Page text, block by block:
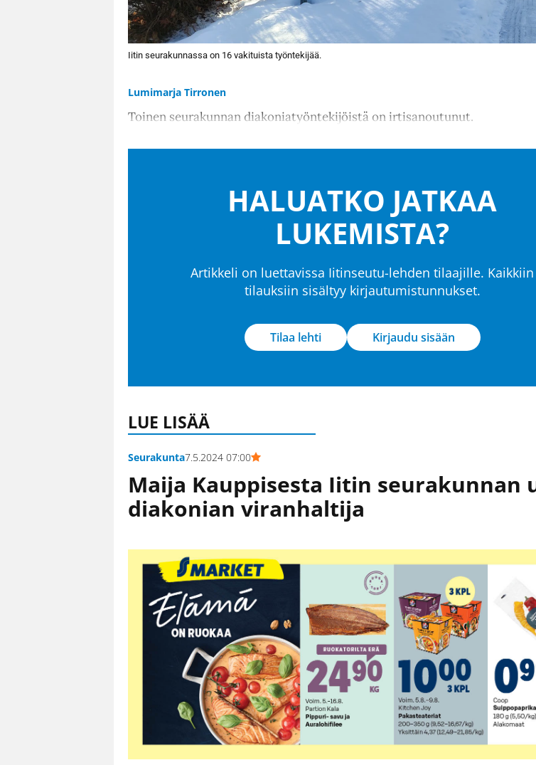
Iitin seurakunnassa on 16 vakituista työntekijää.
Lumimarja Tirronen
Toinen seurakunnan diakoniatyöntekijöistä on irtisanoutunut.
HALUATKO JATKAA
LUKEMISTA?
Artikkeli on luettavissa Iitinseutu-lehden tilaajille. Kaikkiin
tilauksiin sisältyy kirjautumistunnukset.
Tilaa lehti Kirjaudu sisään
LUE LISÄÄ
Seurakunta7.5.2024 07:00
Maija Kauppisesta Iitin seurakunnan
diakonian viranhaltija